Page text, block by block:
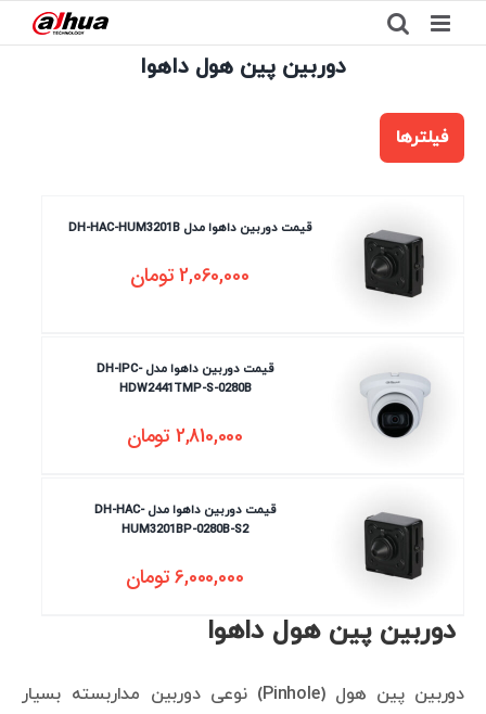
to
دوربین پین هول داهوا
فیلترها
قیمت دوربین داهوا مدل DH-HAC-HUM3201B
2,060,000تومان
قیمت دوربین داهوا مدل DH-IPC-
HDW2441TMP-S-0280B
2,810,000تومان
قیمت دوربین داهوا مدل DH-HAC-
HUM3201BP-0280B-S2
6,000,000تومان
دوربین پین هول داهوا
دوربین پین هول (Pinhole) نوعی دوربین مداربسته بسیار